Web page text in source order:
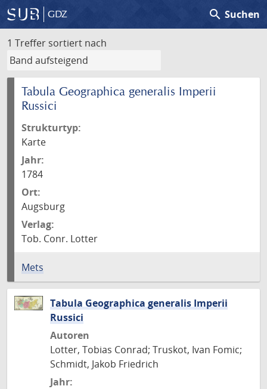
GDZ search Suchen
1 Treffer sortiert nach
Tabula Geographica generalis Imperii
Russici
Strukturtyp:
Karte
Jahr:
1784
Ort:
Augsburg
Verlag:
Tob. Conr. Lotter
Mets
Tabula Geographica generalis Imperii
Russici
Autoren
Lotter, Tobias Conrad; Truskot, Ivan Fomic;
Schmidt, Jakob Friedrich
Jahr: